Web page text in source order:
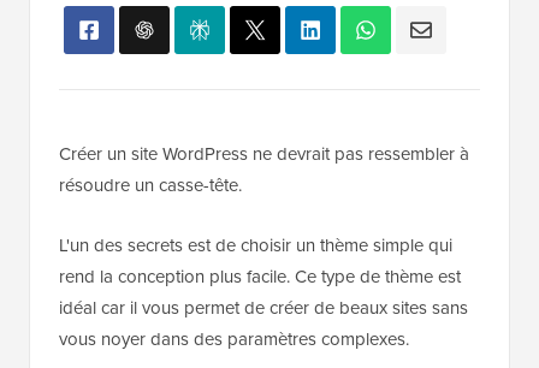
Créer un site WordPress ne devrait pas ressembler à
résoudre un casse-tête.
L'un des secrets est de choisir un thème simple qui
rend la conception plus facile. Ce type de thème est
idéal car il vous permet de créer de beaux sites sans
vous noyer dans des paramètres complexes.